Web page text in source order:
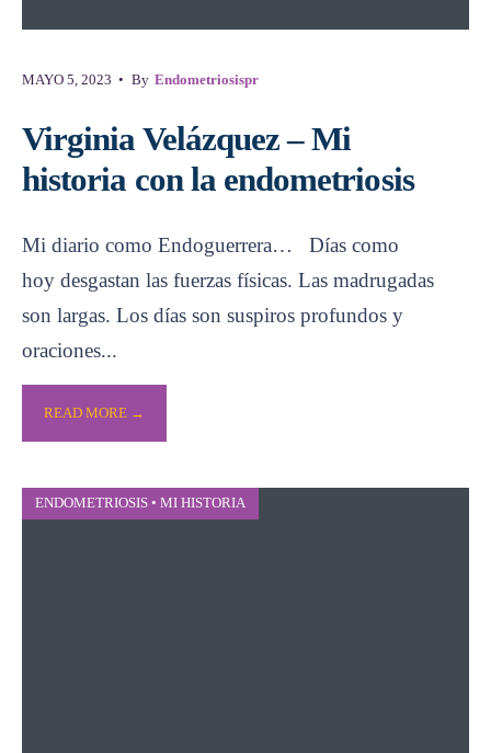
MAYO 5, 2023 • By Endometriosispr
Virginia Velázquez – Mi
historia con la endometriosis
Mi diario como Endoguerrera… Días como
hoy desgastan las fuerzas físicas. Las madrugadas
son largas. Los días son suspiros profundos y
oraciones...
READ MORE →
ENDOMETRIOSIS • MI HISTORIA